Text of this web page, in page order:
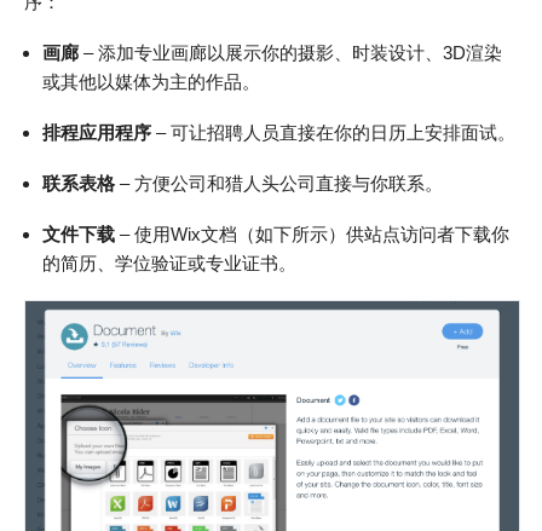
画廊 – 添加专业画廊以展示你的摄影、时装设计、3D渲染
或其他以媒体为主的作品。
排程应用程序 – 可让招聘人员直接在你的日历上安排面试。
联系表格– 方便公司和猎人头公司直接与你联系。
文件下载 – 使用Wix文档（如下所示）供站点访问者下载你
的简历、学位验证或专业证书。